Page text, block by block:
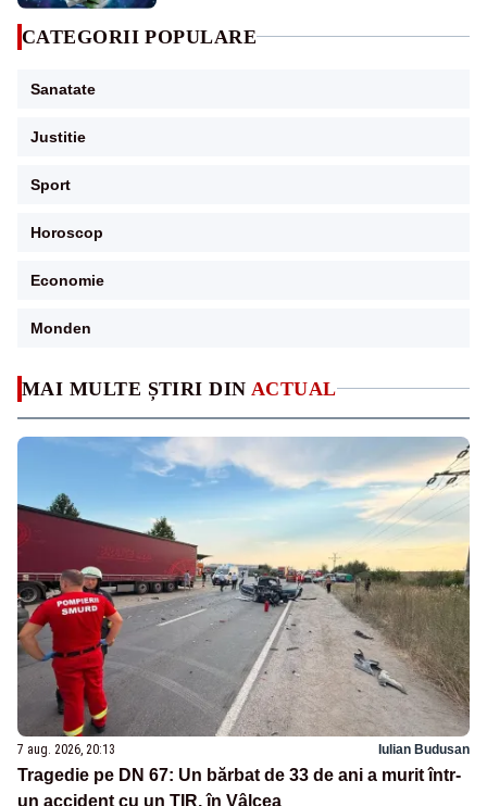
MAI MULTE ȘTIRI DIN ACTUAL
7 aug. 2026, 20:13 Iulian Budusan
Tragedie pe DN 67: Un bărbat de 33 de ani a murit într-
un accident cu un TIR, în Vâlcea
CATEGORII POPULARE
Sanatate
Justitie
Sport
Horoscop
Economie
Monden